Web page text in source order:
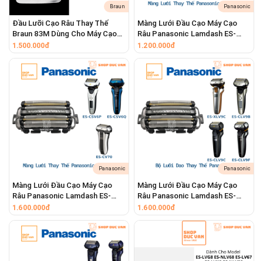
Braun
Đầu Lưỡi Cạo Râu Thay Thế
Braun 83M Dùng Cho Máy Cạo
Râu Series 8 8320s 8325s
8330s 8340s
1.500.000đ
Panasonic
Màng Lưới Đầu Cạo Máy Cạo
Râu Panasonic Lamdash ES-
CLV5A ES-CLV5B ES-CLV5C ES-
CLV5D ES-CLV5E ES-CLV5F ES-
CLV5G ES-CLV5H ES-CLV5T ES-
CLV5U
1.200.000đ
Panasonic
Màng Lưới Đầu Cạo Máy Cạo
Râu Panasonic Lamdash ES-
CSV6N ES-CSV6P ES-CSV6Q
ES-CV70
1.600.000đ
Panasonic
Màng Lưới Đầu Cạo Máy Cạo
Râu Panasonic Lamdash ES-
CLV9A ES-CLV9B ES-CLV9C ES-
CLV9D ES-CLV9E ES-CLV9F ES-
CLV9U ES-CLV9CX ES-CLV9DX
1.600.000đ